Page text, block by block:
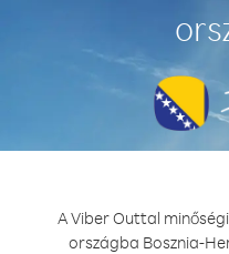
A Viber Outtal
országba Bosznia-